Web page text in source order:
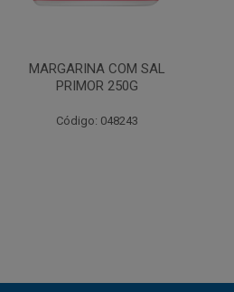
MARGARINA COM SAL
PRIMOR 250G
Código: 048243